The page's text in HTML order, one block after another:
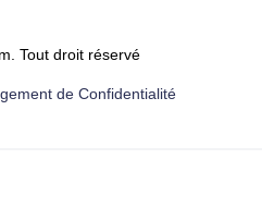
Tout droit réservé
de Confidentialité